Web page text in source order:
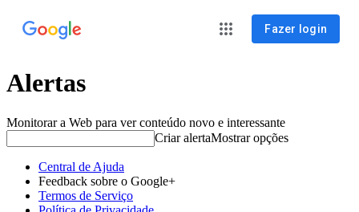
Fazer login
Alertas
Monitorar a Web para ver conteúdo novo e interessante
Criar alertaMostrar opções
Central de Ajuda
Feedback sobre o Google+
Termos de Serviço